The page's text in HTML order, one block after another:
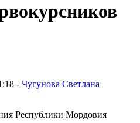
- Чугунова Светлана
Республики Мордовия